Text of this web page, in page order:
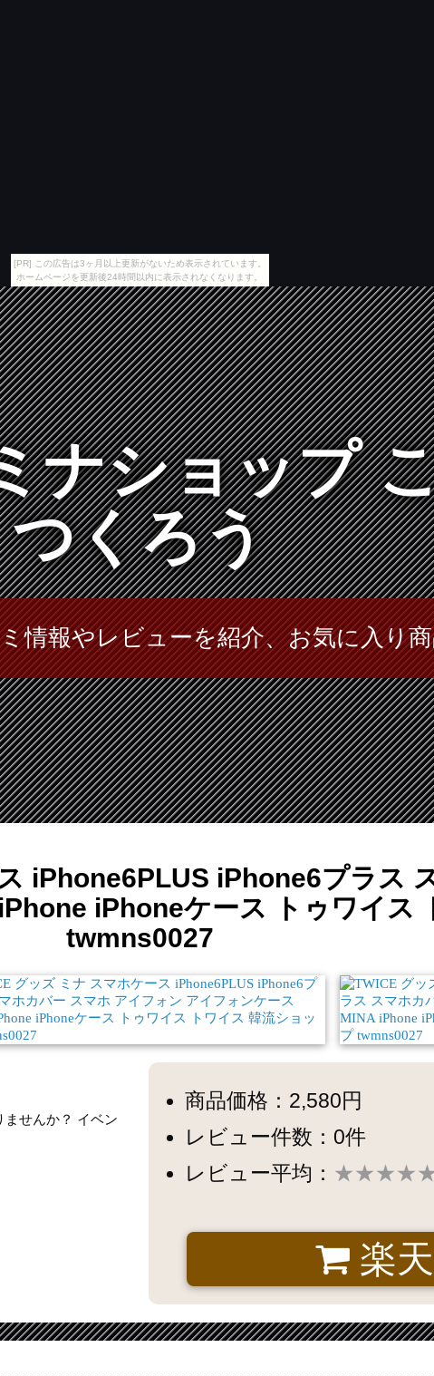
[PR] この広告は3ヶ月以上更新がないため表示されています。
ホームページを更新後24時間以内に表示されなくなります。
ナショップ
つくろう
情報やレビューを紹介、お気に入り
iPhone6PLUS iPhone6プラス
iPhoneケース トゥワイス
twmns0027
ませんか？ イベン
商品価格：2,580円
レビュー件数：0件
レビュー平均：
楽